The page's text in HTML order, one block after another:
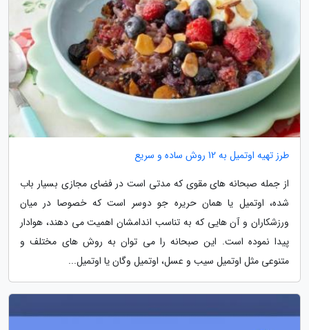
طرز تهیه اوتمیل به 12 روش ساده و سریع
از جمله صبحانه های مقوی که مدتی است در فضای مجازی بسیار باب
شده، اوتمیل یا همان حریره جو دوسر است که خصوصا در میان
ورزشکاران و آن هایی که به تناسب اندامشان اهمیت می دهند، هوادار
پیدا نموده است. این صبحانه را می توان به روش های مختلف و
متنوعی مثل اوتمیل سیب و عسل، اوتمیل وگان یا اوتمیل...